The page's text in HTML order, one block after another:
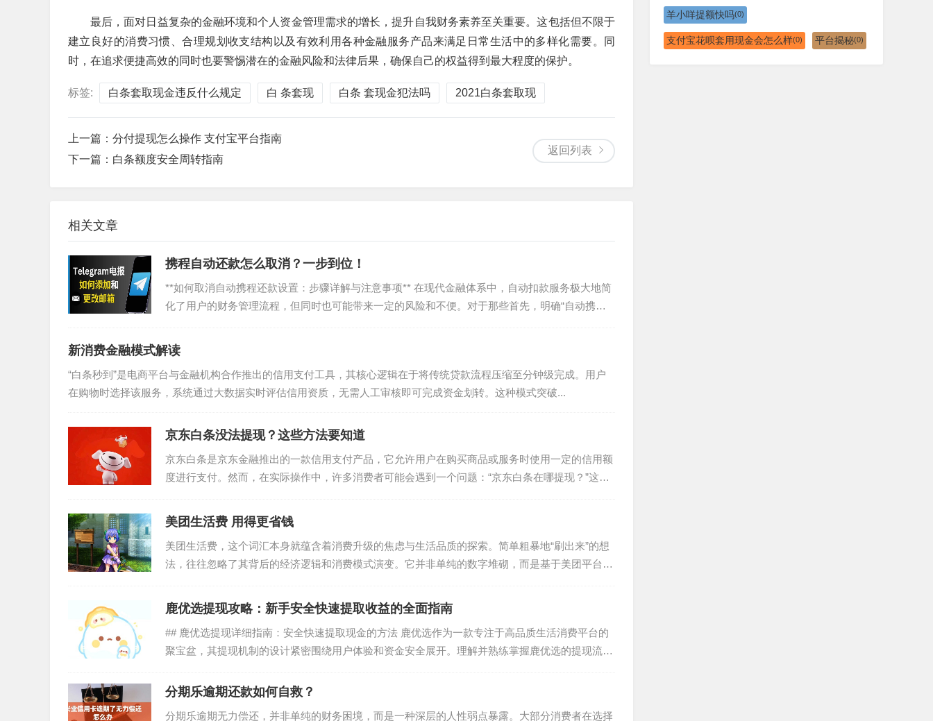
最后，面对日益复杂的金融环境和个人资金管理需求的增长，提升自我财务素养至关重要。这包括但不限于
建立良好的消费习惯、合理规划收支结构以及有效利用各种金融服务产品来满足日常生活中的多样化需要。同
时，在追求便捷高效的同时也要警惕潜在的金融风险和法律后果，确保自己的权益得到最大程度的保护。
标签: 白条套取现金违反什么规定 白 条套现 白条 套现金犯法吗 2021白条套取现
返回列表
上一篇： 分付提现怎么操作 支付宝平台指南
下一篇： 白条额度安全周转指南
相关文章
携程自动还款怎么取消？一步到位！
**如何取消自动携程还款设置：步骤详解与注意事项** 在现代金融体系中，自动扣款服务极大地简
化了用户的财务管理流程，但同时也可能带来一定的风险和不便。对于那些首先，明确“自动携程
新消费金融模式解读
“白条秒到”是电商平台与金融机构合作推出的信用支付工具，其核心逻辑在于将传统贷款流程压缩至分钟级完成。用户
在购物时选择该服务，系统通过大数据实时评估信用资质，无需人工审核即可完成资金划转。这种模式突破...
京东白条没法提现？这些方法要知道
京东白条是京东金融推出的一款信用支付产品，它允许用户在购买商品或服务时使用一定的信用额
度进行支付。然而，在实际操作中，许多消费者可能会遇到一个问题：“京东白条在哪提现？”这个
美团生活费 用得更省钱
美团生活费，这个词汇本身就蕴含着消费升级的焦虑与生活品质的探索。简单粗暴地“刷出来”的想
法，往往忽略了其背后的经济逻辑和消费模式演变。它并非单纯的数字堆砌，而是基于美团平台对
鹿优选提现攻略：新手安全快速提取收益的全面指南
## 鹿优选提现详细指南：安全快速提取现金的方法 鹿优选作为一款专注于高品质生活消费平台的
聚宝盆，其提现机制的设计紧密围绕用户体验和资金安全展开。理解并熟练掌握鹿优选的提现流
分期乐逾期还款如何自救？
分期乐逾期无力偿还，并非单纯的财务困境，而是一种深层的人性弱点暴露。大部分消费者在选择
羊小咩提额快吗(0)
支付宝花呗套用现金会怎么样(0) 平台揭秘(0)